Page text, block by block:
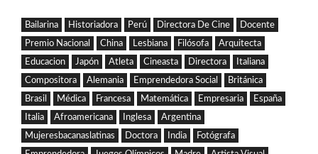
Bailarina Historiadora Perú Directora De Cine
Docente
Premio Nacional
China Lesbiana Filósofa
Arquitecta
Educacion
Japón Atleta Cineasta Directora
Italiana
Compositora
Alemania Emprendedora Social
Británica
Brasil
Médica Francesa Matemática Empresaria
España
Italia
Afroamericana Inglesa
Argentina
Mujeresbacanaslatinas
Doctora India
Fotógrafa